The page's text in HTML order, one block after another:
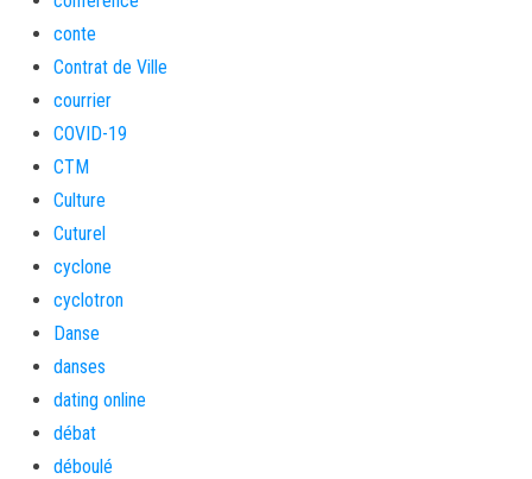
conte
Contrat de Ville
courrier
COVID-19
CTM
Culture
Cuturel
cyclone
cyclotron
Danse
danses
dating online
débat
déboulé